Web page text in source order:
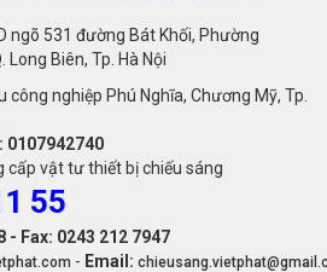
ngõ 531 đường Bát Khối, Phường
Long Biên, Tp. Hà Nội
công nghiệp Phú Nghĩa, Chương Mỹ, Tp.
0107942740
cấp vật tư thiết bị chiếu sáng
55
- Fax: 0243 212 7947
- Email: